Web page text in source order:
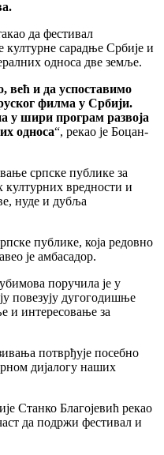
да фестивал
сарадње Србије и
односа две земље.
већ и да успоставимо
филма у Србији.
у шири програм развоја
односа“, рекао је Боцан-
српске публике за
вредности и
нуде и дубља
публике, која редовно
је амбасадор.
поручила је у
повезују дугогодишње
и интересовање за
потврђује посебно
дијалогу наших
Станко Благојевић рекао
да подржи фестивал и